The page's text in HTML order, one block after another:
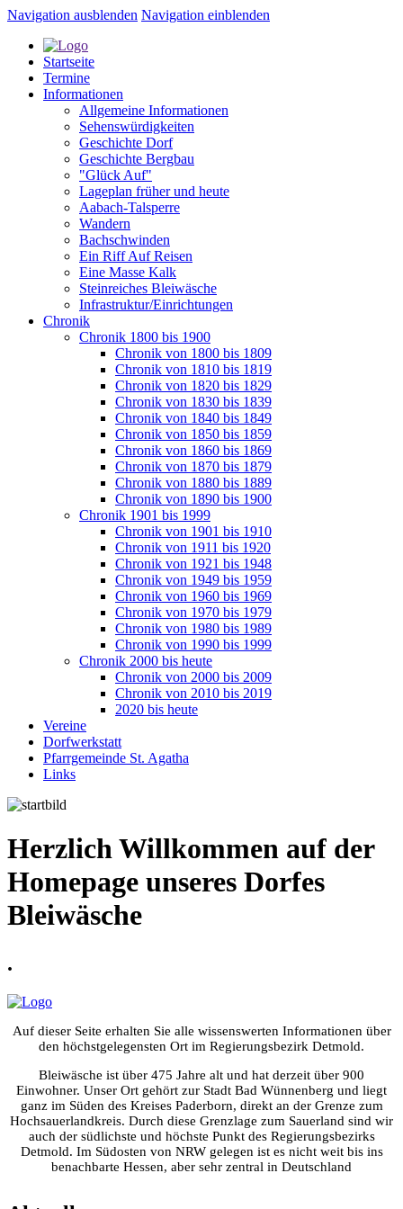
Navigation ausblenden Navigation einblenden
Startseite
Termine
Informationen
Allgemeine Informationen
Sehenswürdigkeiten
Geschichte Dorf
Geschichte Bergbau
"Glück Auf"
Lageplan früher und heute
Aabach-Talsperre
Wandern
Bachschwinden
Ein Riff Auf Reisen
Eine Masse Kalk
Steinreiches Bleiwäsche
Infrastruktur/Einrichtungen
Chronik
Chronik 1800 bis 1900
Chronik von 1800 bis 1809
Chronik von 1810 bis 1819
Chronik von 1820 bis 1829
Chronik von 1830 bis 1839
Chronik von 1840 bis 1849
Chronik von 1850 bis 1859
Chronik von 1860 bis 1869
Chronik von 1870 bis 1879
Chronik von 1880 bis 1889
Chronik von 1890 bis 1900
Chronik 1901 bis 1999
Chronik von 1901 bis 1910
Chronik von 1911 bis 1920
Chronik von 1921 bis 1948
Chronik von 1949 bis 1959
Chronik von 1960 bis 1969
Chronik von 1970 bis 1979
Chronik von 1980 bis 1989
Chronik von 1990 bis 1999
Chronik 2000 bis heute
Chronik von 2000 bis 2009
Chronik von 2010 bis 2019
2020 bis heute
Vereine
Dorfwerkstatt
Pfarrgemeinde St. Agatha
Links
Herzlich Willkommen auf der
Homepage unseres Dorfes
Bleiwäsche
.
Auf dieser Seite erhalten Sie alle wissenswerten Informationen über
den höchstgelegensten Ort im Regierungsbezirk Detmold.
Bleiwäsche ist über 475 Jahre alt und hat derzeit über 900
Einwohner. Unser Ort gehört zur Stadt Bad Wünnenberg und liegt
ganz im Süden des Kreises Paderborn, direkt an der Grenze zum
Hochsauerlandkreis. Durch diese Grenzlage zum Sauerland sind wir
auch der südlichste und höchste Punkt des Regierungsbezirks
Detmold. Im Südosten von NRW gelegen ist es nicht weit bis ins
benachbarte Hessen, aber sehr zentral in Deutschland